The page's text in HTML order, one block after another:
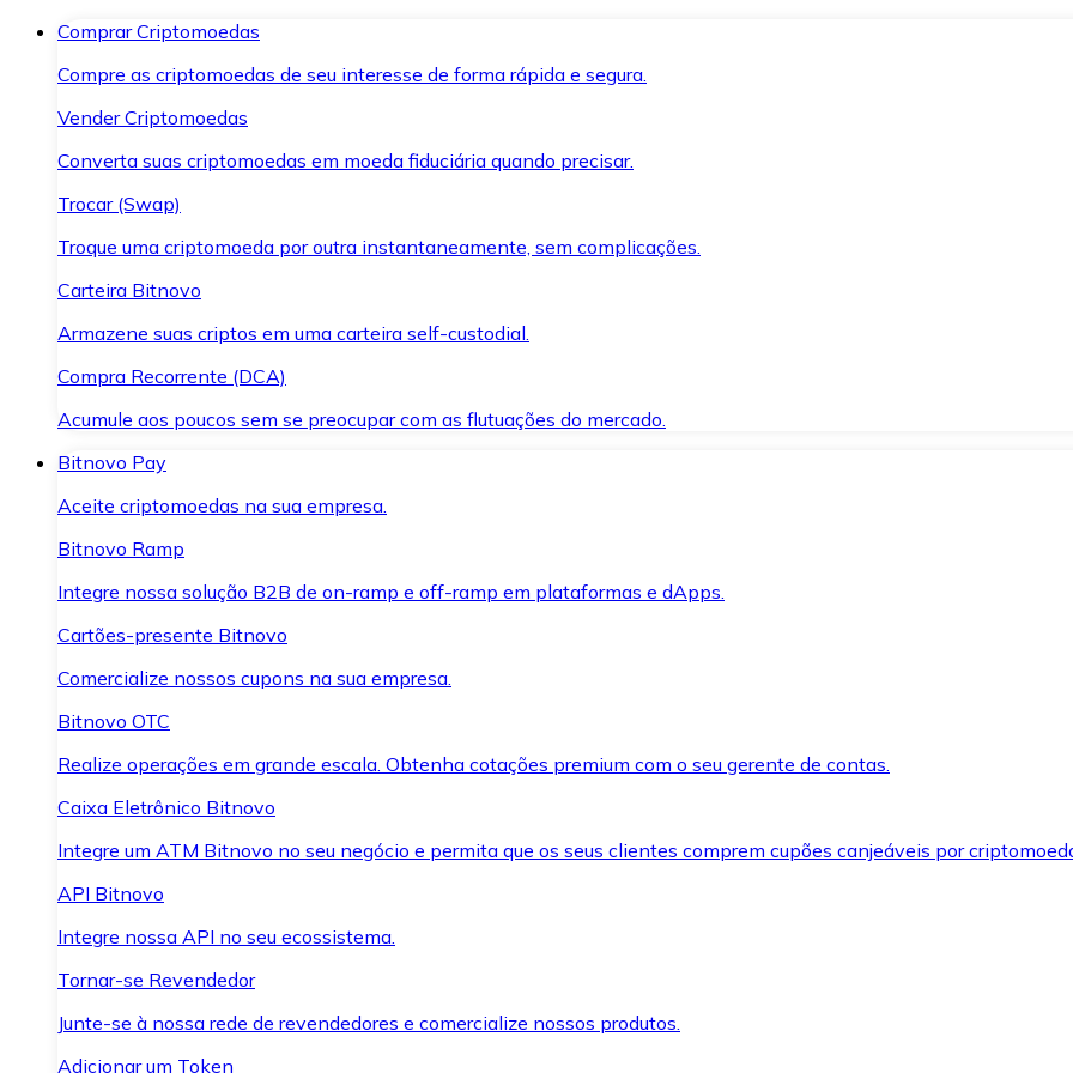
Comprar Criptomoedas
Compre as criptomoedas de seu interesse de forma rápida e segura.
Vender Criptomoedas
Converta suas criptomoedas em moeda fiduciária quando precisar.
Trocar (Swap)
Troque uma criptomoeda por outra instantaneamente, sem complicações.
Carteira Bitnovo
Armazene suas criptos em uma carteira self-custodial.
Compra Recorrente (DCA)
Acumule aos poucos sem se preocupar com as flutuações do mercado.
Bitnovo Pay
Aceite criptomoedas na sua empresa.
Bitnovo Ramp
Integre nossa solução B2B de on-ramp e off-ramp em plataformas e dApps.
Cartões-presente Bitnovo
Comercialize nossos cupons na sua empresa.
Bitnovo OTC
Realize operações em grande escala. Obtenha cotações premium com o seu gerente de contas.
Caixa Eletrônico Bitnovo
Integre um ATM Bitnovo no seu negócio e permita que os seus clientes comprem cupões canjeáveis por
API Bitnovo
Integre nossa API no seu ecossistema.
Tornar-se Revendedor
Junte-se à nossa rede de revendedores e comercialize nossos produtos.
Adicionar um Token